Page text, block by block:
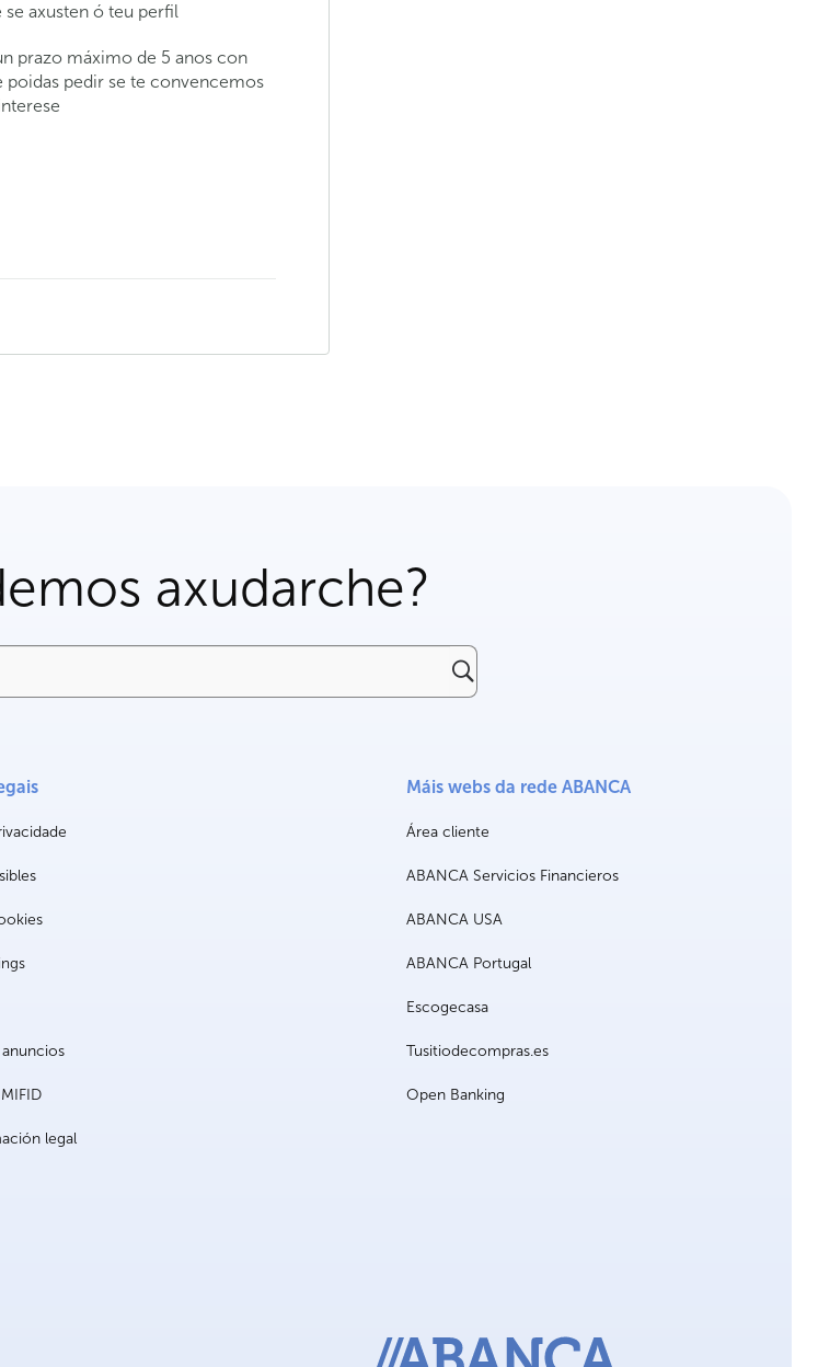
axusten ó teu perfil
prazo máximo de 5 anos con
poidas pedir se te convencemos
axudarche?
legal
Máis webs da rede ABANCA
Área cliente
ABANCA Servicios Financieros
ABANCA USA
ABANCA Portugal
Escogecasa
Tusitiodecompras.es
Open Banking